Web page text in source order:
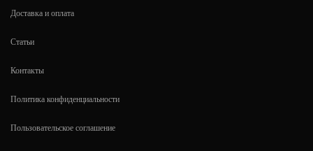
Доставка и оплата
Статьи
Контакты
Политика конфиденциальности
Пользовательское соглашение